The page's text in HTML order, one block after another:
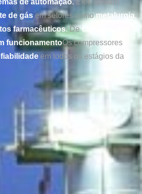
de gás em setores comometalurgia,
farmacêuticos.Decilindros de
funcionamentoOs compressores
em todos os estágios da